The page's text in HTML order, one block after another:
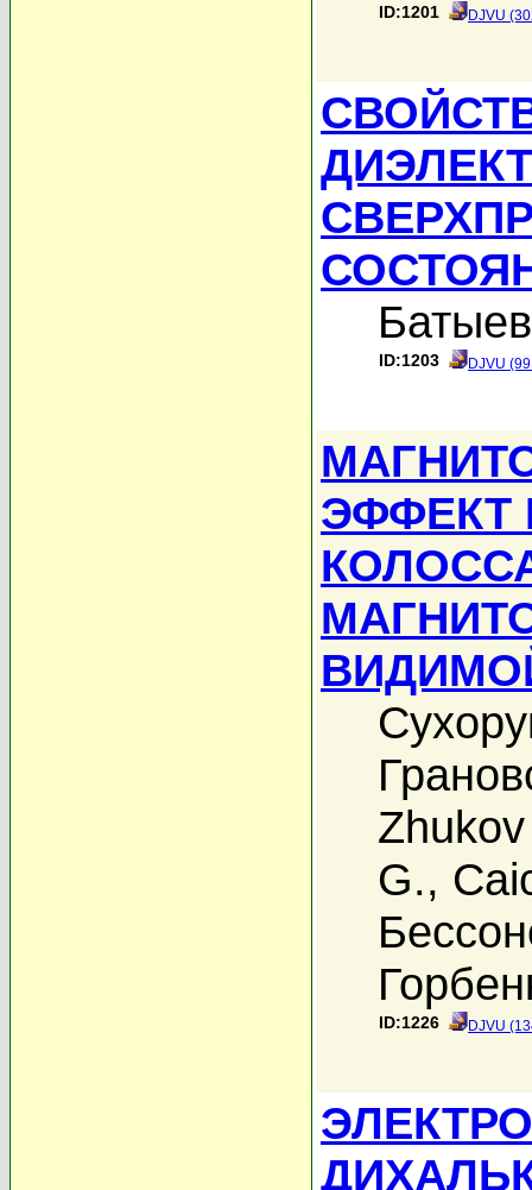
ID:1201 DJVU
ID:1203 DJVU
ЭФФЕКТ
G.,
ID:1226 DJVU